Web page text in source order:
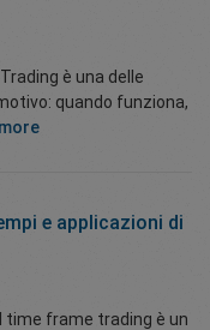
è una delle
quando funziona,
e applicazioni di
time frame trading è un